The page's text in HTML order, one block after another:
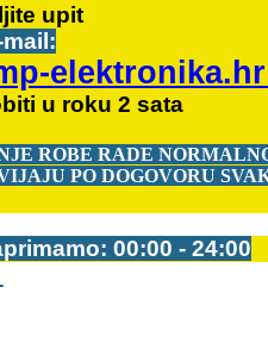
upit
mail:
elektronika.hr
u roku 2 sata
ROBE RADE
PO DOGOVORU
00:00 - 24:00